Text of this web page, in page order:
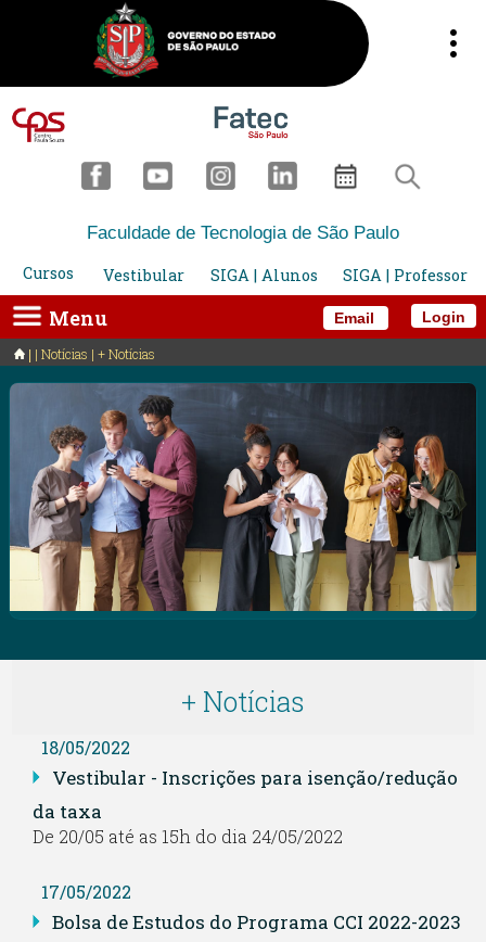
Email
Faculdade de Tecnologia de São Paulo
Cursos
Vestibular SIGA | Alunos SIGA | Professor
Menu Login
| Notícias | + Notícias
+ Notícias
18/05/2022
Vestibular - Inscrições para isenção/redução
da taxa
De 20/05 até as 15h do dia 24/05/2022
17/05/2022
Bolsa de Estudos do Programa CCI 2022-2023